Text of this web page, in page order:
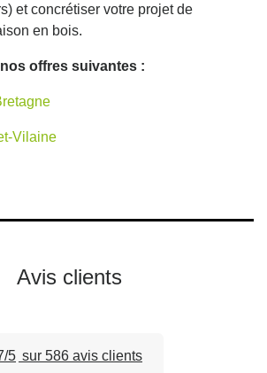
et concrétiser votre projet de
en bois.
offres suivantes :
Vilaine
Avis clients
5 sur 586 avis clients